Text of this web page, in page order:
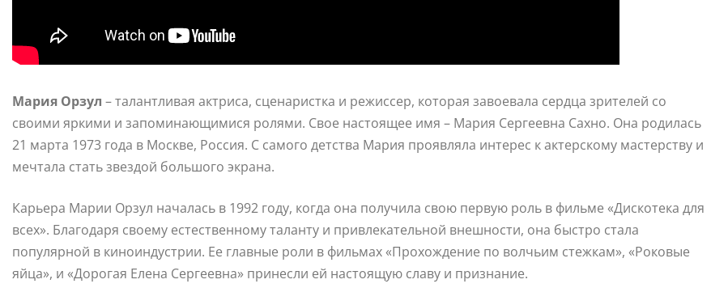
Мария Орзул – талантливая актриса, сценаристка и режиссер, которая завоевала сердца зрителей со
своими яркими и запоминающимися ролями. Свое настоящее имя – Мария Сергеевна Сахно. Она родилась
21 марта 1973 года в Москве, Россия. С самого детства Мария проявляла интерес к актерскому мастерству и
мечтала стать звездой большого экрана.
Карьера Марии Орзул началась в 1992 году, когда она получила свою первую роль в фильме «Дискотека для
всех». Благодаря своему естественному таланту и привлекательной внешности, она быстро стала
популярной в киноиндустрии. Ее главные роли в фильмах «Прохождение по волчьим стежкам», «Роковые
яйца», и «Дорогая Елена Сергеевна» принесли ей настоящую славу и признание.